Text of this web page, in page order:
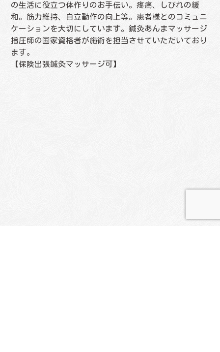
の生活に役立つ体作りのお手伝い。疼痛、しびれの緩
和。筋力維持、自立動作の向上等。患者様とのコミュニ
ケーションを大切にしています。鍼灸あんまマッサージ
指圧師の国家資格者が施術を担当させていただいており
ます。
【保険出張鍼灸マッサージ可】